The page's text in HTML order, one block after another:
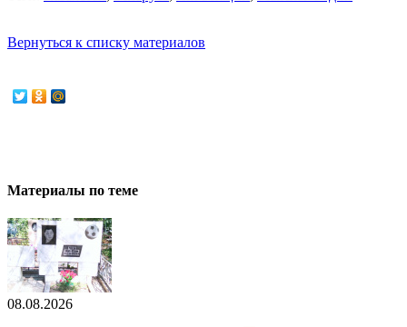
Вернуться к списку материалов
Материалы по теме
08.08.2026